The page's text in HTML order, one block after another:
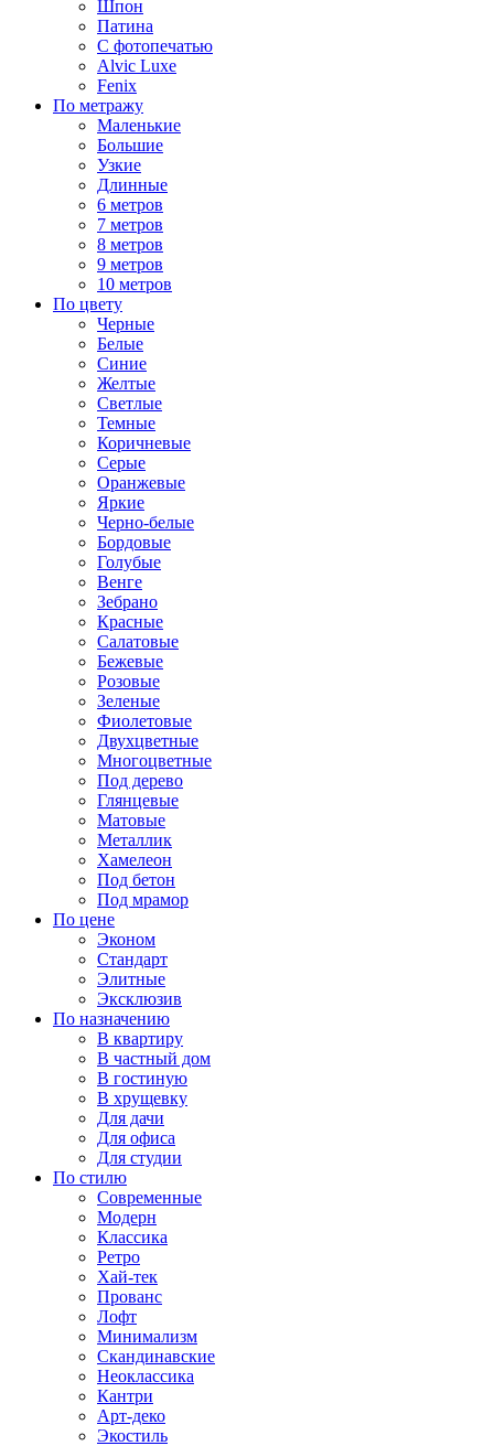
Шпон
Патина
С фотопечатью
Alvic Luxe
Fenix
По метражу
Маленькие
Большие
Узкие
Длинные
6 метров
7 метров
8 метров
9 метров
10 метров
По цвету
Черные
Белые
Синие
Желтые
Светлые
Темные
Коричневые
Серые
Оранжевые
Яркие
Черно-белые
Бордовые
Голубые
Венге
Зебрано
Красные
Салатовые
Бежевые
Розовые
Зеленые
Фиолетовые
Двухцветные
Многоцветные
Под дерево
Глянцевые
Матовые
Металлик
Хамелеон
Под бетон
Под мрамор
По цене
Эконом
Стандарт
Элитные
Эксклюзив
По назначению
В квартиру
В частный дом
В гостиную
В хрущевку
Для дачи
Для офиса
Для студии
По стилю
Современные
Модерн
Классика
Ретро
Хай-тек
Прованс
Лофт
Минимализм
Скандинавские
Неоклассика
Кантри
Арт-деко
Экостиль